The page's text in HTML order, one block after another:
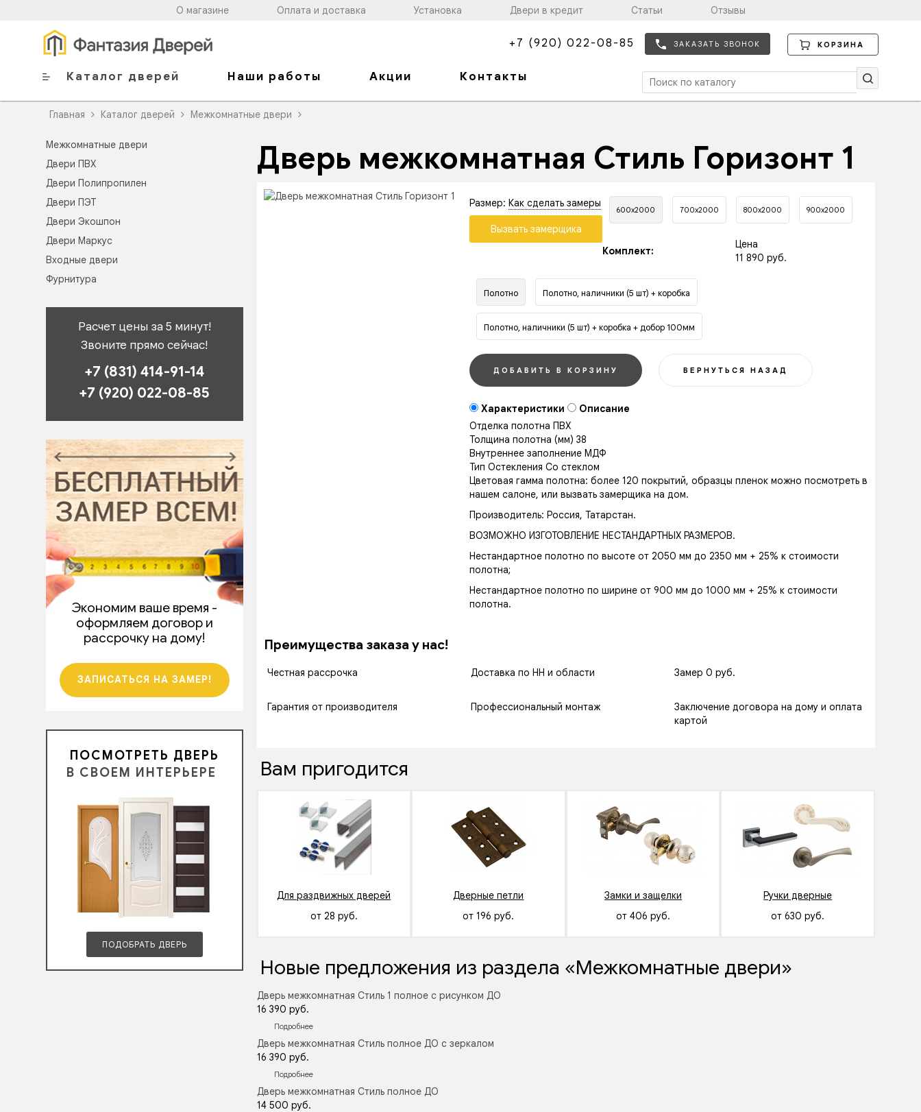
О магазине Оплата и доставка Установка Двери в кредит Статьи Отзывы
КОРЗИНА
+7 (920) 022-08-85 ЗАКАЗАТЬ ЗВОНОК
Каталог дверей Наши работы Акции Контакты
Главная Каталог дверей Межкомнатные двери
Межкомнатные двери
Двери ПВХ
Двери Полипропилен
Двери ПЭТ
Двери Экошпон
Двери Маркус
Входные двери
Фурнитура
Расчет цены за 5 минут!
Звоните прямо сейчас!
+7 (831) 414-91-14
+7 (920) 022-08-85
Экономим ваше время -
оформляем договор и
рассрочку на дому!
ЗАПИСАТЬСЯ НА ЗАМЕР!
ПОСМОТРЕТЬ ДВЕРЬ
В СВОЕМ ИНТЕРЬЕРЕ
ПОДОБРАТЬ ДВЕРЬ
Дверь межкомнатная Стиль Горизонт 1
Размер: Как сделать замеры
Вызвать замерщика
600х2000 700х2000 800х2000 900х2000
Комплект:
Полотно Полотно, наличники (5 шт) + коробка
Полотно, наличники (5 шт) + коробка + добор 100мм
Цена
11 890 руб.
Характеристики
Описание
Отделка полотна ПВХ
Толщина полотна (мм) 38
Внутреннее заполнение МДФ
Тип Остекления Со стеклом
Цветовая гамма полотна: более 120 покрытий, образцы пленок можно посмотреть в
нашем салоне, или вызвать замерщика на дом.
Производитель: Россия, Татарстан.
ВОЗМОЖНО ИЗГОТОВЛЕНИЕ НЕСТАНДАРТНЫХ РАЗМЕРОВ.
Нестандартное полотно по высоте от 2050 мм до 2350 мм + 25% к стоимости
полотна;
Нестандартное полотно по ширине от 900 мм до 1000 мм + 25% к стоимости
полотна.
Преимущества заказа у нас!
Честная рассрочка Доставка по НН и области Замер 0 руб.
Гарантия от производителя Профессиональный монтаж
Заключение договора на дому и оплата
картой
Вам пригодится
Для раздвижных дверей
от 28 руб.
Дверные петли
от 196 руб.
Замки и защелки
от 406 руб.
Ручки дверные
от 630 руб.
Новые предложения из раздела «Межкомнатные двери»
Дверь межкомнатная Стиль 1 полное с рисунком ДО
16 390 руб.
Подробнее
Дверь межкомнатная Стиль полное ДО с зеркалом
16 390 руб.
Подробнее
Дверь межкомнатная Стиль полное ДО
14 500 руб.